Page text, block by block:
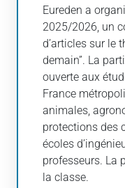
Eureden a
2025/2026, un
d’articles sur le
demain”. La
ouverte aux
France
animales,
protections des
écoles
professeurs. La
la classe.